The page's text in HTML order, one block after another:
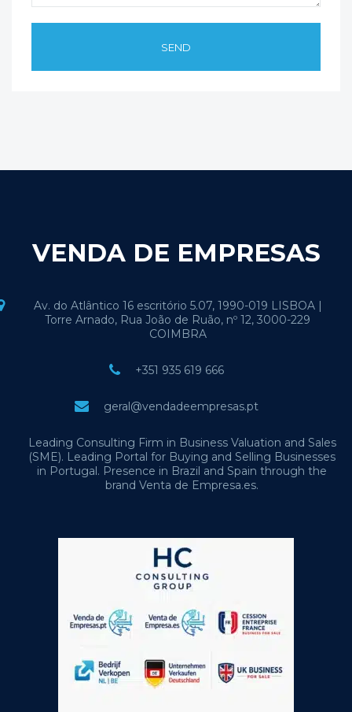
VENDA DE EMPRESAS
Av. do Atlântico 16 escritório 5.07, 1990-019 LISBOA |
Torre Arnado, Rua João de Ruão, nº 12, 3000-229
COIMBRA
+351 935 619 666
geral@vendadeempresas.pt
Leading Consulting Firm in Business Valuation and Sales
(SME). Leading Portal for Buying and Selling Businesses
in Portugal. Presence in Brazil and Spain through the
brand Venta de Empresa.es.